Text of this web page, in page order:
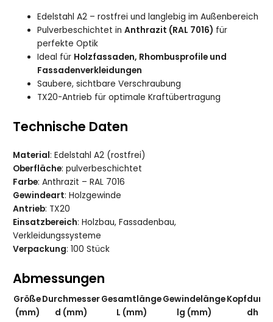
Edelstahl A2 – rostfrei und langlebig im Außenbereich
Pulverbeschichtet inAnthrazit (RAL 7016) für
perfekte Optik
Ideal für Holzfassaden, Rhombusprofile und
Fassadenverkleidungen
Saubere, sichtbare Verschraubung
TX20-Antrieb für optimale Kraftübertragung
Technische Daten
Material: Edelstahl A2 (rostfrei)
Oberfläche: pulverbeschichtet
Farbe: Anthrazit – RAL 7016
Gewindeart: Holzgewinde
Antrieb: TX20
Einsatzbereich: Holzbau, Fassadenbau,
Verkleidungssysteme
Verpackung: 100 Stück
Abmessungen
Größe
(mm)
Durchmesser
d (mm)
Gesamtlänge
L (mm)
Gewindelänge
lg (mm)
dh